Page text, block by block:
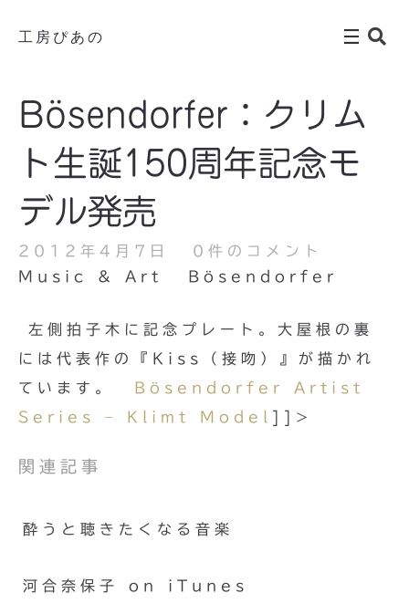
工房ぴあの
Bösendorfer：クリム
ト生誕150周年記念モ
デル発売
2012年4月7日
0件のコメント
Music & Art
Bösendorfer
左側拍子木に記念プレート。大屋根の裏
には代表作の『Kiss（接吻）』が描かれ
ています。
Bösendorfer Artist
Series – Klimt Model
]]>
関連記事
酔うと聴きたくなる音楽
河合奈保子 on iTunes